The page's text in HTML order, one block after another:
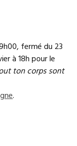
fermé du 23
à 18h pour le
ton corps sont
.